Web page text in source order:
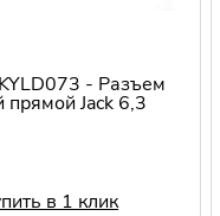
- Разъем
прямой Jack 6,3
в 1 клик